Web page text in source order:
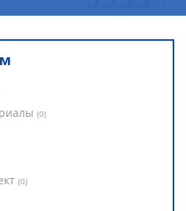
(0)
(0)